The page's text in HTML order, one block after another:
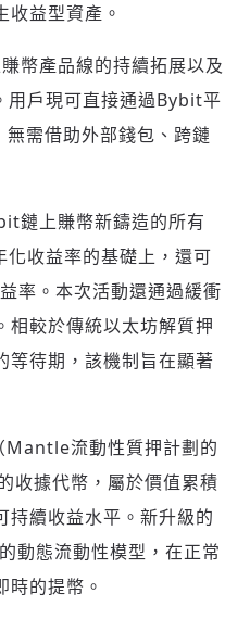
收益型資產。
幣產品線的持續拓展以及
用戶現可直接通過Bybit平
需借助外部錢包、跨鏈
鏈上賺幣新鑄造的所有
收益率的基礎上，還可
率。本次活動還通過緩衝
相較於傳統以太坊解質押
等待期，該機制旨在顯著
Mantle流動性質押計劃的
收據代幣，屬於價值累積
持續收益水平。新升級的
動態流動性模型，在正常
時的提幣。